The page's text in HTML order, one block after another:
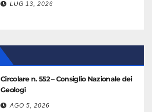
LUG 13, 2026
Circolare n. 552 – Consiglio Nazionale dei
Geologi
AGO 5, 2026